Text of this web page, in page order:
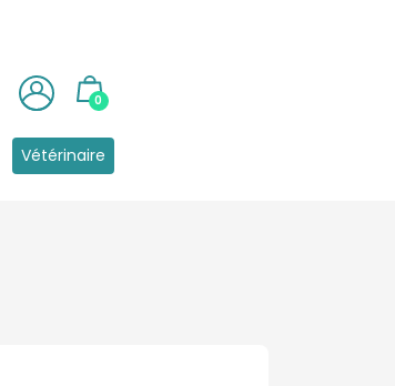
0
Vétérinaire